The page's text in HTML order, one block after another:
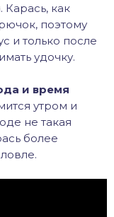
как
поэтому
и только после
удочку.
и время
утром и
не такая
более